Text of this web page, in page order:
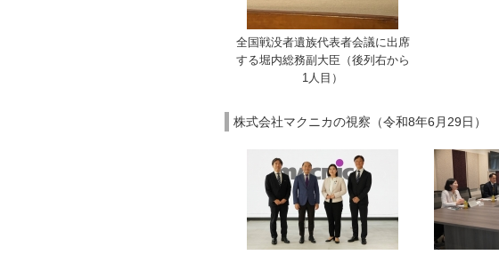
全国戦没者遺族代表者会議に出席
する堀内総務副大臣（後列右から
1人目）
株式会社マクニカの視察（令和8年6月29日）